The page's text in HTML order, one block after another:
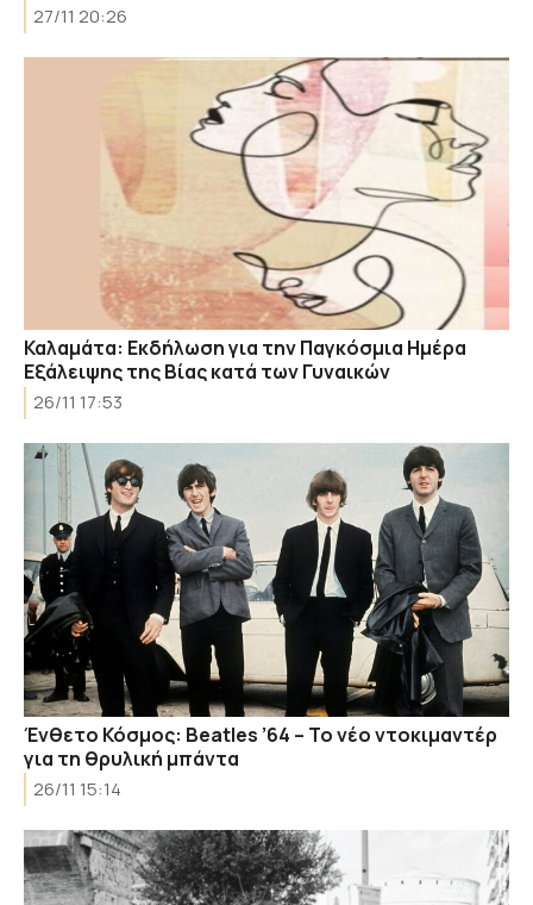
27/11 20:26
Καλαμάτα: Εκδήλωση για την Παγκόσμια Ημέρα
Εξάλειψης της Βίας κατά των Γυναικών
26/11 17:53
Ένθετο Κόσμος: Beatles ’64 – To νέο ντοκιμαντέρ
για τη θρυλική μπάντα
26/11 15:14